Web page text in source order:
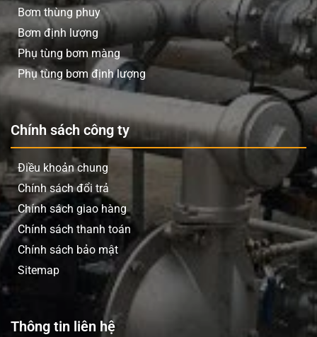
Bơm thùng phuy
Bơm định lượng
Phụ tùng bơm màng
Phụ tùng bơm định lượng
Chính sách công ty
Điều khoản chung
Chính sách đổi trả
Chính sách giao hàng
Chính sách thanh toán
Chính sách bảo mật
Sitemap
Thông tin liên hệ